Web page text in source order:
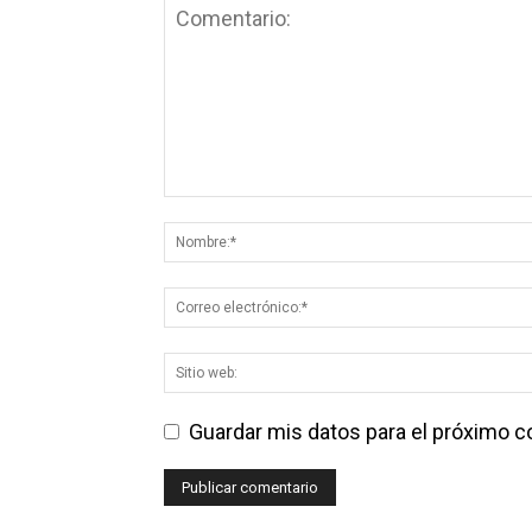
Guardar mis datos para el próximo